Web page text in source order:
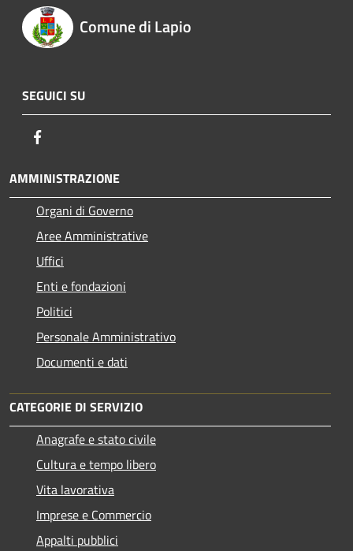
Comune di Lapio
SEGUICI SU
AMMINISTRAZIONE
Organi di Governo
Aree Amministrative
Uffici
Enti e fondazioni
Politici
Personale Amministrativo
Documenti e dati
CATEGORIE DI SERVIZIO
Anagrafe e stato civile
Cultura e tempo libero
Vita lavorativa
Imprese e Commercio
Appalti pubblici